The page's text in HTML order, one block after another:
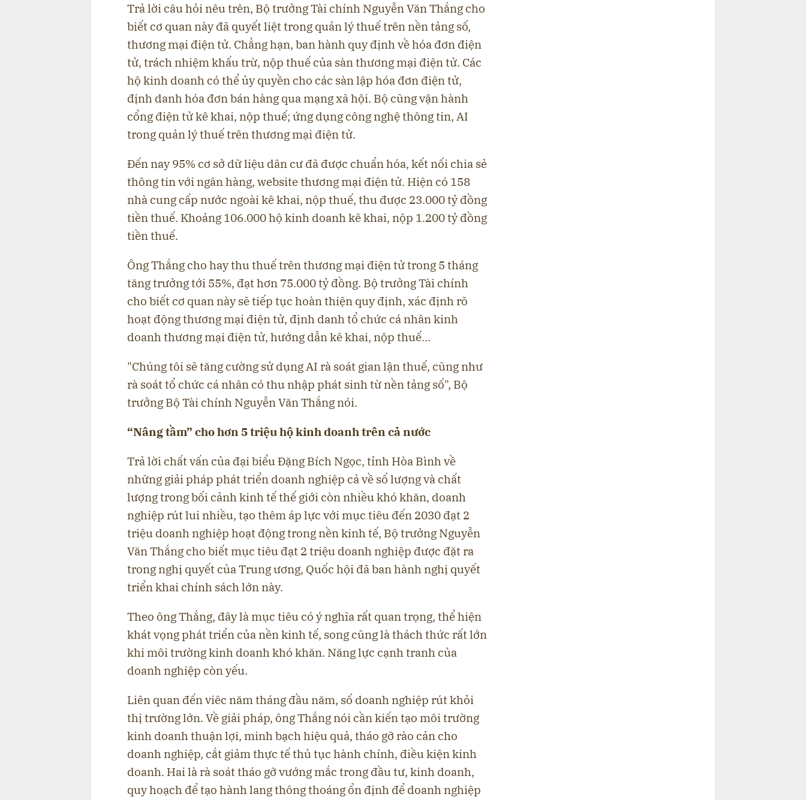
Trả lời câu hỏi nêu trên, Bộ trưởng Tài chính Nguyễn Văn Thắng cho
biết cơ quan này đã quyết liệt trong quản lý thuế trên nền tảng số,
thương mại điện tử. Chẳng hạn, ban hành quy định về hóa đơn điện
tử, trách nhiệm khấu trừ, nộp thuế của sàn thương mại điện tử. Các
hộ kinh doanh có thể ủy quyền cho các sàn lập hóa đơn điện tử,
định danh hóa đơn bán hàng qua mạng xã hội. Bộ cũng vận hành
cổng điện tử kê khai, nộp thuế; ứng dụng công nghệ thông tin, AI
trong quản lý thuế trên thương mại điện tử.
Đến nay 95% cơ sở dữ liệu dân cư đã được chuẩn hóa, kết nối chia sẻ
thông tin với ngân hàng, website thương mại điện tử. Hiện có 158
nhà cung cấp nước ngoài kê khai, nộp thuế, thu được 23.000 tỷ đồng
tiền thuế. Khoảng 106.000 hộ kinh doanh kê khai, nộp 1.200 tỷ đồng
tiền thuế.
Ông Thắng cho hay thu thuế trên thương mại điện tử trong 5 tháng
tăng trưởng tới 55%, đạt hơn 75.000 tỷ đồng. Bộ trưởng Tài chính
cho biết cơ quan này sẽ tiếp tục hoàn thiện quy định, xác định rõ
hoạt động thương mại điện tử, định danh tổ chức cá nhân kinh
doanh thương mại điện tử, hướng dẫn kê khai, nộp thuế...
"Chúng tôi sẽ tăng cường sử dụng AI rà soát gian lận thuế, cũng như
rà soát tổ chức cá nhân có thu nhập phát sinh từ nền tảng số", Bộ
trưởng Bộ Tài chính Nguyễn Văn Thắng nói.
“Nâng tầm” cho hơn 5 triệu hộ kinh doanh trên cả nước
Trả lời chất vấn của đại biểu Đặng Bích Ngọc, tỉnh Hòa Bình về
những giải pháp phát triển doanh nghiệp cả về số lượng và chất
lượng trong bối cảnh kinh tế thế giới còn nhiều khó khăn, doanh
nghiệp rút lui nhiều, tạo thêm áp lực với mục tiêu đến 2030 đạt 2
triệu doanh nghiệp hoạt động trong nền kinh tế, Bộ trưởng Nguyễn
Văn Thắng cho biết mục tiêu đạt 2 triệu doanh nghiệp được đặt ra
trong nghị quyết của Trung ương, Quốc hội đã ban hành nghị quyết
triển khai chính sách lớn này.
Theo ông Thắng, đây là mục tiêu có ý nghĩa rất quan trọng, thể hiện
khát vọng phát triển của nền kinh tế, song cũng là thách thức rất lớn
khi môi trường kinh doanh khó khăn. Năng lực cạnh tranh của
doanh nghiệp còn yếu.
Liên quan đến viêc năm tháng đầu năm, số doanh nghiệp rút khỏi
thị trường lớn. Về giải pháp, ông Thắng nói cần kiến tạo môi trường
kinh doanh thuận lợi, minh bạch hiệu quả, tháo gỡ rào cản cho
doanh nghiệp, cắt giảm thực tế thủ tục hành chính, điều kiện kinh
doanh. Hai là rà soát tháo gỡ vướng mắc trong đầu tư, kinh doanh,
quy hoạch để tạo hành lang thông thoáng ổn định để doanh nghiệp